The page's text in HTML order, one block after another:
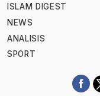
ISLAM DIGEST
NEWS
ANALISIS
SPORT